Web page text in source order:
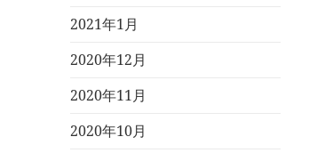
2021年1月
2020年12月
2020年11月
2020年10月